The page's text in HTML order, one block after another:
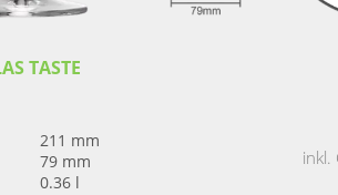
TASTE
211 mm
79 mm
0.36 l
inkl.